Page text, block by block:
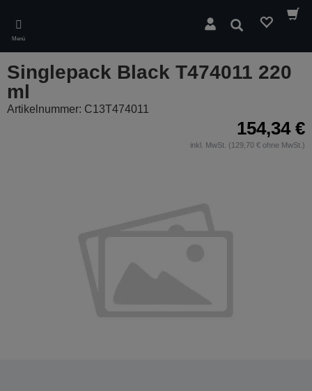
main
content
Menü
Suchen
Singlepack Black T474011 220
ml
Artikelnummer: C13T474011
154,34 €
inkl. MwSt. (129,70 € ohne MwSt.)